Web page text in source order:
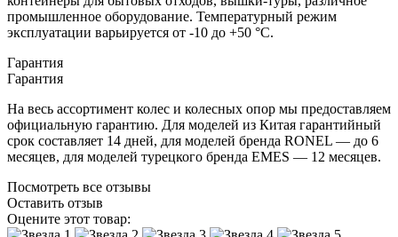
промышленное оборудование. Температурный режим
эксплуатации варьируется от -10 до +50 °С.
Гарантия
Гарантия
На весь ассортимент колес и колесных опор мы предоставляем
официальную гарантию. Для моделей из Китая гарантийный
срок составляет 14 дней, для моделей бренда RONEL — до 6
месяцев, для моделей турецкого бренда EMES — 12 месяцев.
Посмотреть все отзывы
Оставить отзыв
Оцените этот товар: